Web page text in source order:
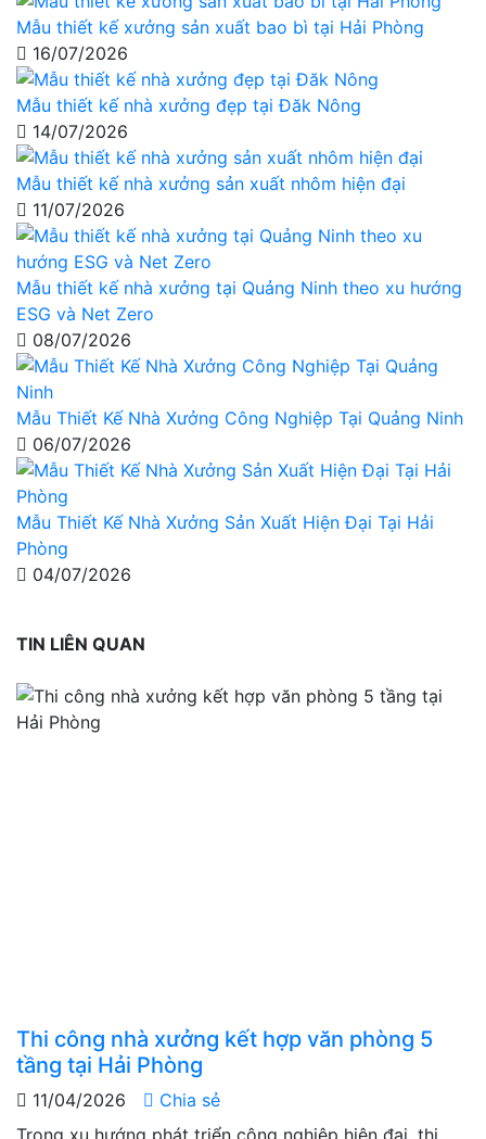
Mẫu thiết kế xưởng sản xuất bao bì tại Hải Phòng
16/07/2026
Mẫu thiết kế nhà xưởng đẹp tại Đăk Nông
14/07/2026
Mẫu thiết kế nhà xưởng sản xuất nhôm hiện đại
11/07/2026
Mẫu thiết kế nhà xưởng tại Quảng Ninh theo xu hướng
ESG và Net Zero
08/07/2026
Mẫu Thiết Kế Nhà Xưởng Công Nghiệp Tại Quảng Ninh
06/07/2026
Mẫu Thiết Kế Nhà Xưởng Sản Xuất Hiện Đại Tại Hải
Phòng
04/07/2026
TIN LIÊN QUAN
Thi công nhà xưởng kết hợp văn phòng 5
tầng tại Hải Phòng
11/04/2026
Chia sẻ